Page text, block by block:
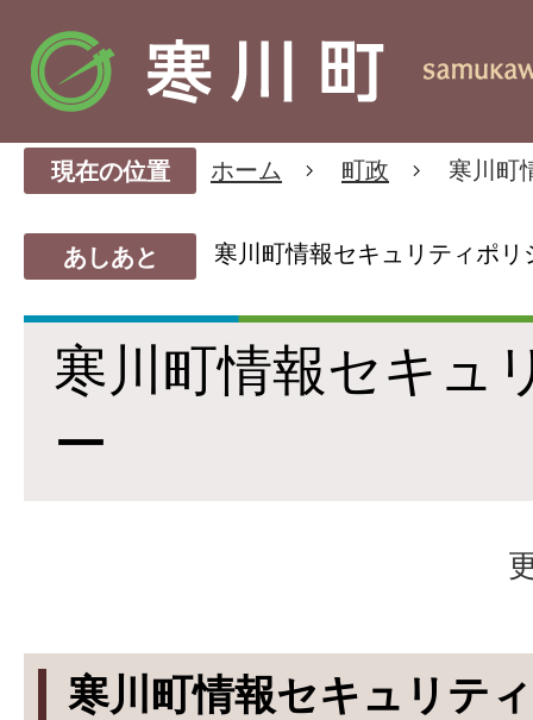
現在の位置 ホーム 町政 寒川町
あしあと 寒川町情報セキュリティポリ
寒川町情報セキュ
ー
寒川町情報セキュリテ